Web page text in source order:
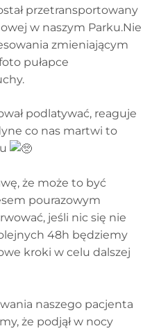
przetransportowany
w naszym Parku.Nie
zmieniającym
pułapce
podlatywać, reaguje
co nas martwi to
że może to być
pourazowym
jeśli nic się nie
48h będziemy
kroki w celu dalszej
naszego pacjenta
że podjął w nocy